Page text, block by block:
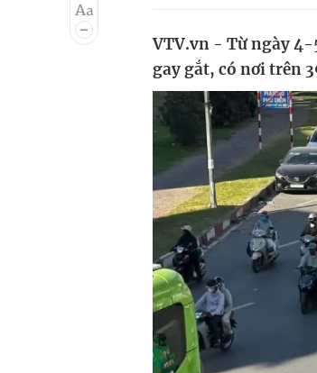
Âm nhạc
Chất
VTV.vn - Từ ngày 4-
gay gắt, có nơi trên